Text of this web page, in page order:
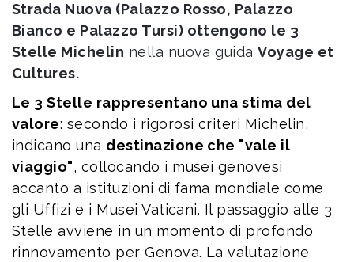
Strada Nuova (Palazzo Rosso, Palazzo
Bianco e Palazzo Tursi) ottengono le 3
Stelle Michelin nella nuova guidaVoyage et
Cultures.
Le 3 Stelle rappresentano una stima del
valore: secondo i rigorosi criteri Michelin,
indicano una destinazione che "vale il
viaggio", collocando i musei genovesi
accanto a istituzioni di fama mondiale come
gli Uffizi e i Musei Vaticani. Il passaggio alle 3
Stelle avviene in un momento di profondo
rinnovamento per Genova. La valutazione